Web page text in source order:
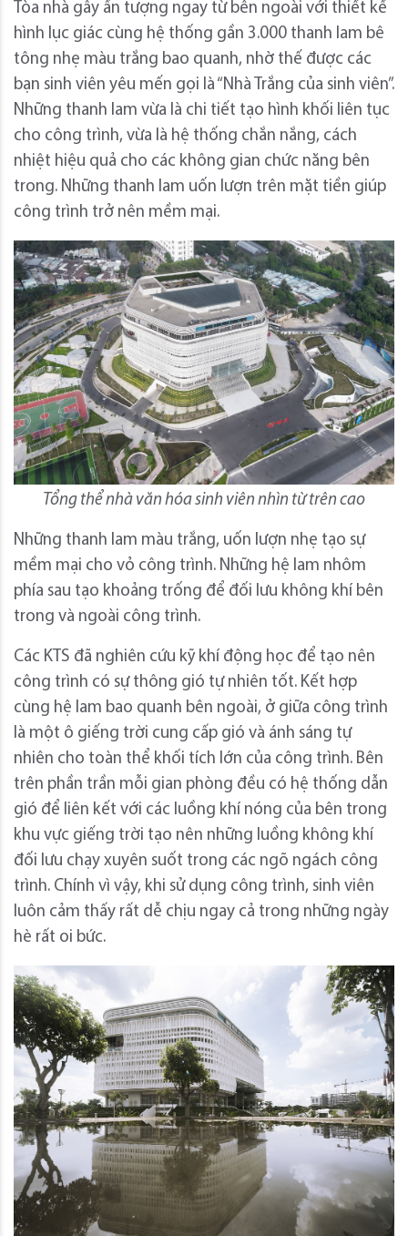
Tòa nhà gây ấn tượng ngay từ bên ngoài với thiết kế
hình lục giác cùng hệ thống gần 3.000 thanh lam bê
tông nhẹ màu trắng bao quanh, nhờ thế được các
bạn sinh viên yêu mến gọi là “Nhà Trắng của sinh viên”.
Những thanh lam vừa là chi tiết tạo hình khối liên tục
cho công trình, vừa là hệ thống chắn nắng, cách
nhiệt hiệu quả cho các không gian chức năng bên
trong. Những thanh lam uốn lượn trên mặt tiền giúp
công trình trở nên mềm mại.
Tổng thể nhà văn hóa sinh viên nhìn từ trên cao
Những thanh lam màu trắng, uốn lượn nhẹ tạo sự
mềm mại cho vỏ công trình. Những hệ lam nhôm
phía sau tạo khoảng trống để đối lưu không khí bên
trong và ngoài công trình.
Các KTS đã nghiên cứu kỹ khí động học để tạo nên
công trình có sự thông gió tự nhiên tốt. Kết hợp
cùng hệ lam bao quanh bên ngoài, ở giữa công trình
là một ô giếng trời cung cấp gió và ánh sáng tự
nhiên cho toàn thể khối tích lớn của công trình. Bên
trên phần trần mỗi gian phòng đều có hệ thống dẫn
gió để liên kết với các luồng khí nóng của bên trong
khu vực giếng trời tạo nên những luồng không khí
đối lưu chạy xuyên suốt trong các ngõ ngách công
trình. Chính vì vậy, khi sử dụng công trình, sinh viên
luôn cảm thấy rất dễ chịu ngay cả trong những ngày
hè rất oi bức.